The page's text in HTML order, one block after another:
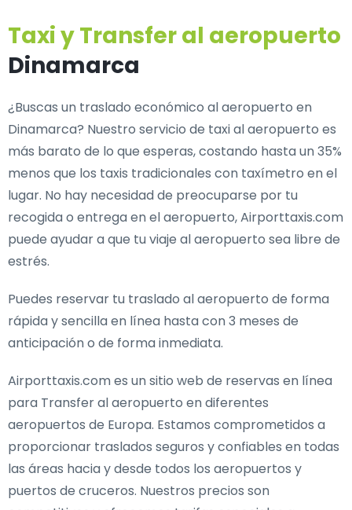
Taxi y Transfer al aeropuerto
Dinamarca
¿Buscas un traslado económico al aeropuerto en
Dinamarca? Nuestro servicio de taxi al aeropuerto es
más barato de lo que esperas, costando hasta un 35%
menos que los taxis tradicionales con taxímetro en el
lugar. No hay necesidad de preocuparse por tu
recogida o entrega en el aeropuerto, Airporttaxis.com
puede ayudar a que tu viaje al aeropuerto sea libre de
estrés.
Puedes reservar tu traslado al aeropuerto de forma
rápida y sencilla en línea hasta con 3 meses de
anticipación o de forma inmediata.
Airporttaxis.com es un sitio web de reservas en línea
para Transfer al aeropuerto en diferentes
aeropuertos de Europa. Estamos comprometidos a
proporcionar traslados seguros y confiables en todas
las áreas hacia y desde todos los aeropuertos y
puertos de cruceros. Nuestros precios son